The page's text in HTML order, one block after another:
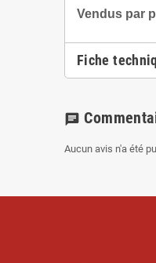
Vendus par
Fiche
chat
Aucun avis n'a été